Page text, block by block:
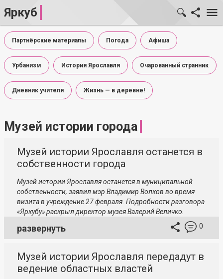
Яркуб
Партнёрские материалы Погода Афиша
Урбанизм История Ярославля Очарованный странник
Дневник учителя Жизнь — в деревне!
Музей истории города
Музей истории Ярославля останется в
собственности города
Музей истории Ярославля останется в муниципальной
собственности, заявил мэр Владимир Волков во время
визита в учреждение 27 февраля. Подробности разговора
«Яркубу» раскрыл директор музея Валерий Величко.
развернуть 0
Музей истории Ярославля передадут в
ведение областных властей